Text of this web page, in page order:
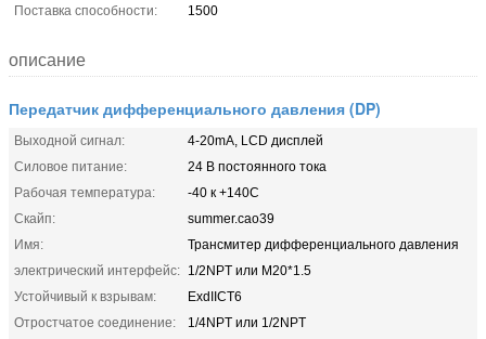
Поставка способности:
1500
описание
Передатчик дифференциального давления (DP)
Выходной сигнал:
4-20mA, LCD дисплей
Силовое питание:
24 В постоянного тока
Рабочая температура:
-40 к +140C
Скайп:
summer.cao39
Имя:
Трансмитер дифференциального давления
электрический интерфейс: 1/2NPT или M20*1.5
Устойчивый к взрывам:
ExdIICT6
Отростчатое соединение:
1/4NPT или 1/2NPT